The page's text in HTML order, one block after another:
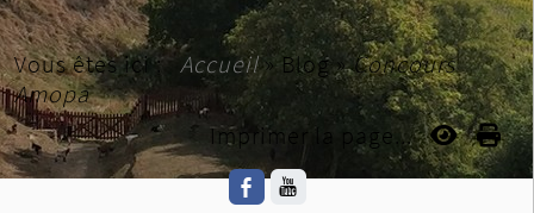
Vous êtes ici : Accueil»Blog»Concours
Amopa
Imprimer la page...